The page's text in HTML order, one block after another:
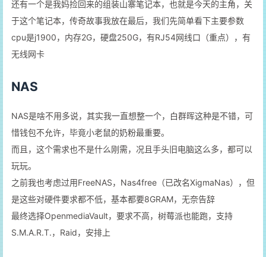
还有一个是我妈捡回来的组装山寨笔记本，也就是今天的主角，关
于这个笔记本，传奇故事我放在最后，我们先简单看下主要参数
cpu是j1900，内存2G，硬盘250G，有RJ54网线口（重点），有
无线网卡
NAS
NAS是啥不用多说，其实我一直想整一个，白群晖这种是不错，可
惜钱包不允许，毕竟小老鼠的奶粉最重要。
而且，这个需求也不是什么刚需，况且手头旧电脑这么多，都可以
玩玩。
之前我也考虑过用FreeNAS，Nas4free（已改名XigmaNas），但
是这些对硬件要求都不低，基本都要8GRAM，无奈告辞
最终选择OpenmediaVault，要求不高，树莓派也能跑，支持
S.M.A.R.T.，Raid，安排上